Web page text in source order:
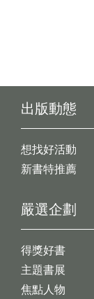
出版動態
想找好活動
新書特推薦
嚴選企劃
得獎好書
主題書展
焦點人物